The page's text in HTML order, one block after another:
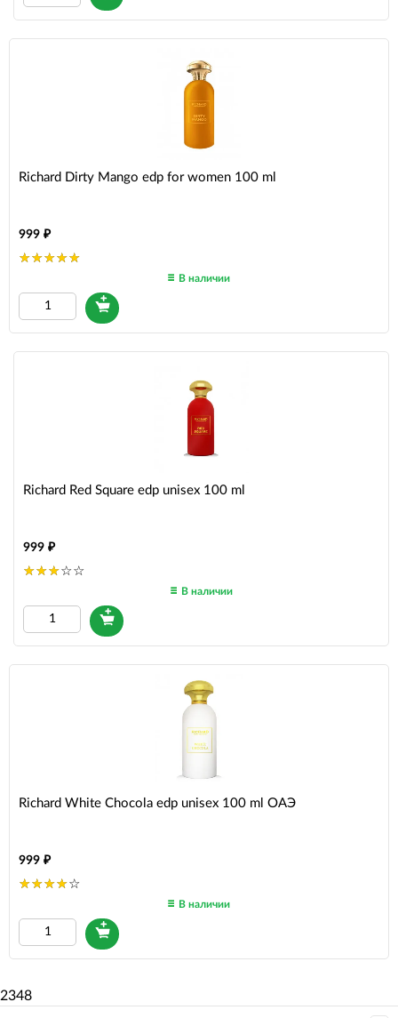
Richard Dirty Mango edp for women 100 ml
999
В наличии
Richard Red Square edp unisex 100 ml
999
В наличии
Richard White Chocola edp unisex 100 ml ОАЭ
999
В наличии
2348